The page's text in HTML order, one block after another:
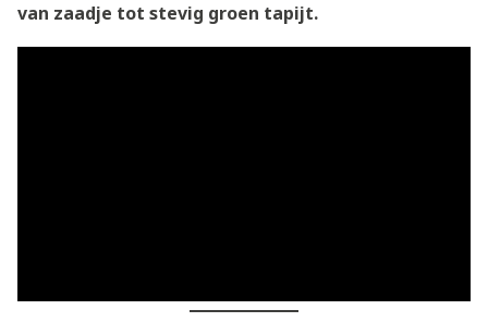
van zaadje tot stevig groen tapijt.